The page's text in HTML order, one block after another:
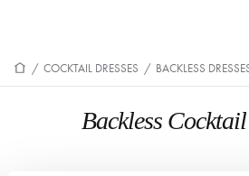
/ COCKTAIL DRESSES / BACKLESS
Backless